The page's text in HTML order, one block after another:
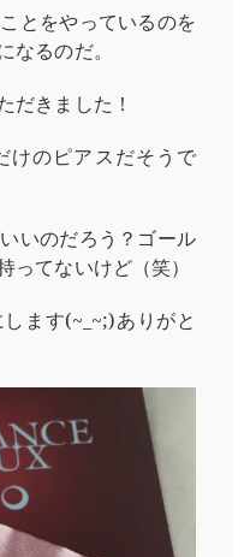
とをやっているのを
なるのだ。
だきました！
けのピアスだそうで
いのだろう？ゴール
ってないけど（笑）
ます(~_~;)ありがと